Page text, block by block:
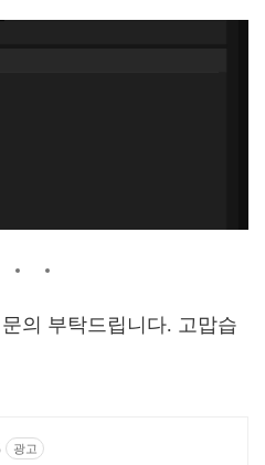
의 부탁드립니다. 고맙습
광고